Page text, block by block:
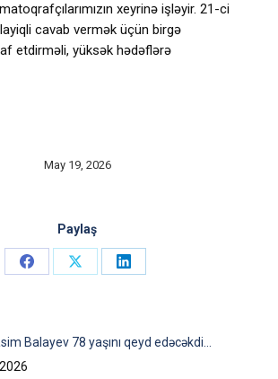
xeyrinə işləyir. 21-ci
layiqli cavab vermək üçün birgə
etdirməli, yüksək hədəflərə
May 19, 2026
Paylaş
Share
Share
Share
Balayev 78 yaşını qeyd edəcəkdi…